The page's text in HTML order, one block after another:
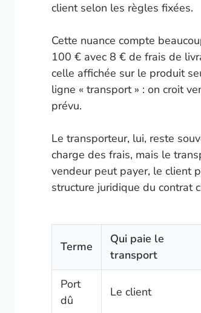
client selon les règles fixées.
Cette nuance compte
100 € avec 8 € de frais de
celle affichée sur le produit
ligne « transport » : on croit
prévu.
Le transporteur, lui, reste
charge des frais, mais le
vendeur peut payer, le client
structure juridique du contrat
Terme
Qui paie le
transport
Port
dû
Le client